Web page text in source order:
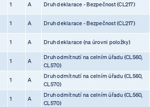
1 A Druh deklarace - Bezpečnost (CL217)
1 A Druh deklarace - Bezpečnost (CL217)
1 A Druh deklarace (na úrovni položky)
1 A
Druh odmítnutí na celním úřadu (CL560,
CL570)
1 A
Druh odmítnutí na celním úřadu (CL560,
CL570)
1 A
Druh odmítnutí na celním úřadu (CL560,
CL570)